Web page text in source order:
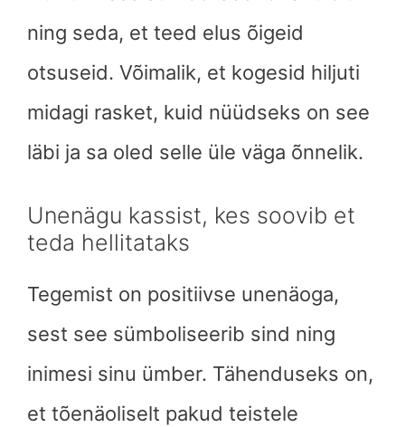
ning seda, et teed elus õigeid
otsuseid. Võimalik, et kogesid hiljuti
midagi rasket, kuid nüüdseks on see
läbi ja sa oled selle üle väga õnnelik.
Unenägu kassist, kes soovib et
teda hellitataks
Tegemist on positiivse unenäoga,
sest see sümboliseerib sind ning
inimesi sinu ümber. Tähenduseks on,
et tõenäoliselt pakud teistele